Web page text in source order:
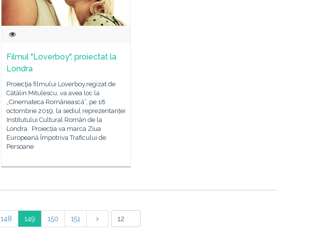
Filmul "Loverboy", proiectat la
Londra
Proiecţia filmului Loverboy,regizat de
Cătălin Mitulescu, va avea loc la
„Cinemateca Românească”, pe 18
octombrie 2019, la sediul reprezentanței
Institutului Cultural Român de la
Londra. Proiecția va marca Ziua
Europeană Împotriva Traficului de
Persoane
148 149 150 151